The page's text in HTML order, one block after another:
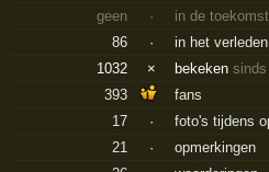
geen
·
in de toekomst
86
·
in het verleden
1032
× bekeken
393
fans
17
·
foto's tijdens
21
·
opmerkingen